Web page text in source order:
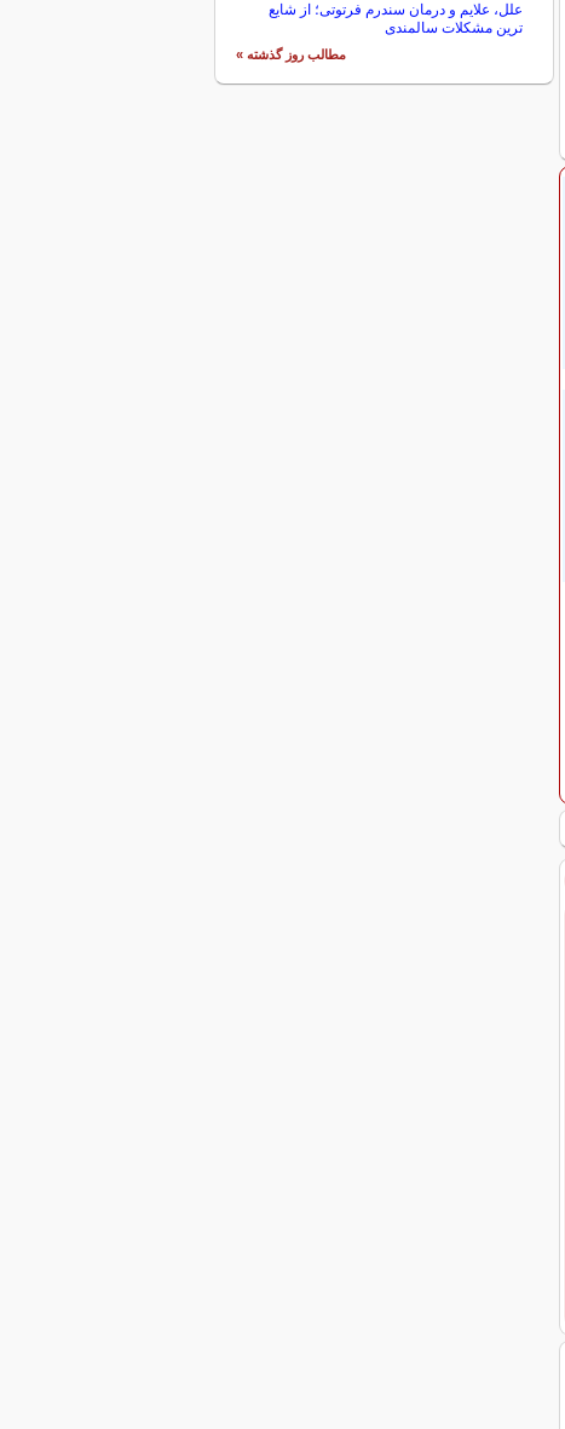
علل، علایم و درمان سندرم فرتوتی؛ از شایع
ترین مشکلات سالمندی
مطالب روز گذشته »